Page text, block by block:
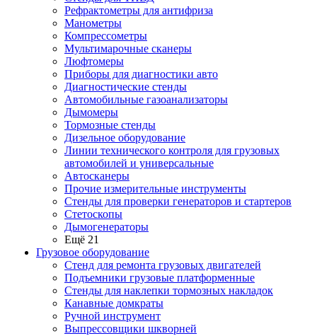
Рефрактометры для антифриза
Манометры
Компрессометры
Мультимарочные сканеры
Люфтомеры
Приборы для диагностики авто
Диагностические стенды
Автомобильные газоанализаторы
Дымомеры
Тормозные стенды
Дизельное оборудование
Линии технического контроля для грузовых
автомобилей и универсальные
Автосканеры
Прочие измерительные инструменты
Стенды для проверки генераторов и стартеров
Стетоскопы
Дымогенераторы
Ещё 21
Грузовое оборудование
Стенд для ремонта грузовых двигателей
Подъемники грузовые платформенные
Стенды для наклепки тормозных накладок
Канавные домкраты
Ручной инструмент
Выпрессовщики шкворней